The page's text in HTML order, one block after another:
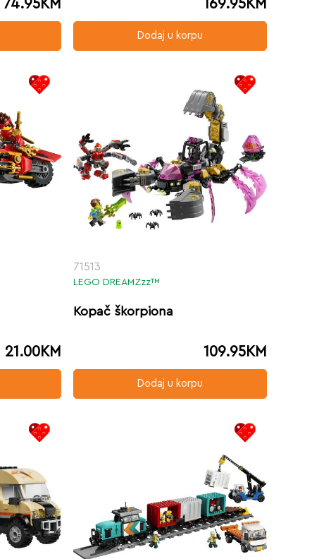
74.95KM 169.95KM
Dodaj u korpu
21.00KM
71513
LEGO DREAMZzz™
Kopač škorpiona
109.95KM
Dodaj u korpu